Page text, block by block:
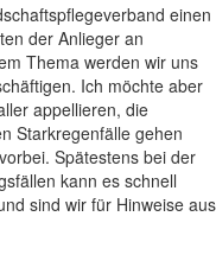
einen
der Anlieger an
Thema werden wir uns
Ich möchte aber
appellieren, die
Starkregenfälle gehen
Spätestens bei der
kann es schnell
sind wir für Hinweise aus